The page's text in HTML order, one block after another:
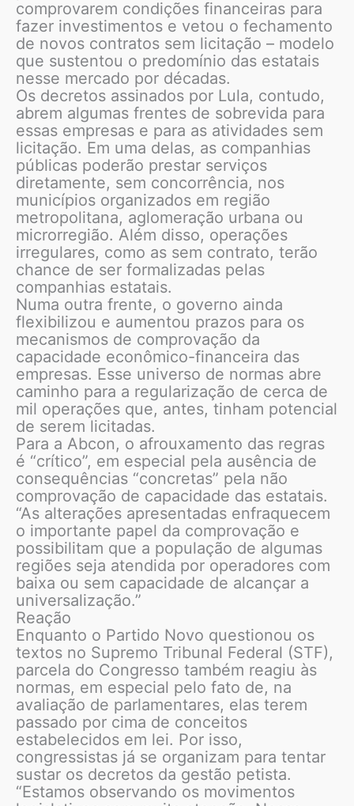
comprovarem condições financeiras para
fazer investimentos e vetou o fechamento
de novos contratos sem licitação – modelo
que sustentou o predomínio das estatais
nesse mercado por décadas.
Os decretos assinados por Lula, contudo,
abrem algumas frentes de sobrevida para
essas empresas e para as atividades sem
licitação. Em uma delas, as companhias
públicas poderão prestar serviços
diretamente, sem concorrência, nos
municípios organizados em região
metropolitana, aglomeração urbana ou
microrregião. Além disso, operações
irregulares, como as sem contrato, terão
chance de ser formalizadas pelas
companhias estatais.
Numa outra frente, o governo ainda
flexibilizou e aumentou prazos para os
mecanismos de comprovação da
capacidade econômico-financeira das
empresas. Esse universo de normas abre
caminho para a regularização de cerca de
mil operações que, antes, tinham potencial
de serem licitadas.
Para a Abcon, o afrouxamento das regras
é “crítico”, em especial pela ausência de
consequências “concretas” pela não
comprovação de capacidade das estatais.
“As alterações apresentadas enfraquecem
o importante papel da comprovação e
possibilitam que a população de algumas
regiões seja atendida por operadores com
baixa ou sem capacidade de alcançar a
universalização.”
Reação
Enquanto o Partido Novo questionou os
textos no Supremo Tribunal Federal (STF),
parcela do Congresso também reagiu às
normas, em especial pelo fato de, na
avaliação de parlamentares, elas terem
passado por cima de conceitos
estabelecidos em lei. Por isso,
congressistas já se organizam para tentar
sustar os decretos da gestão petista.
“Estamos observando os movimentos